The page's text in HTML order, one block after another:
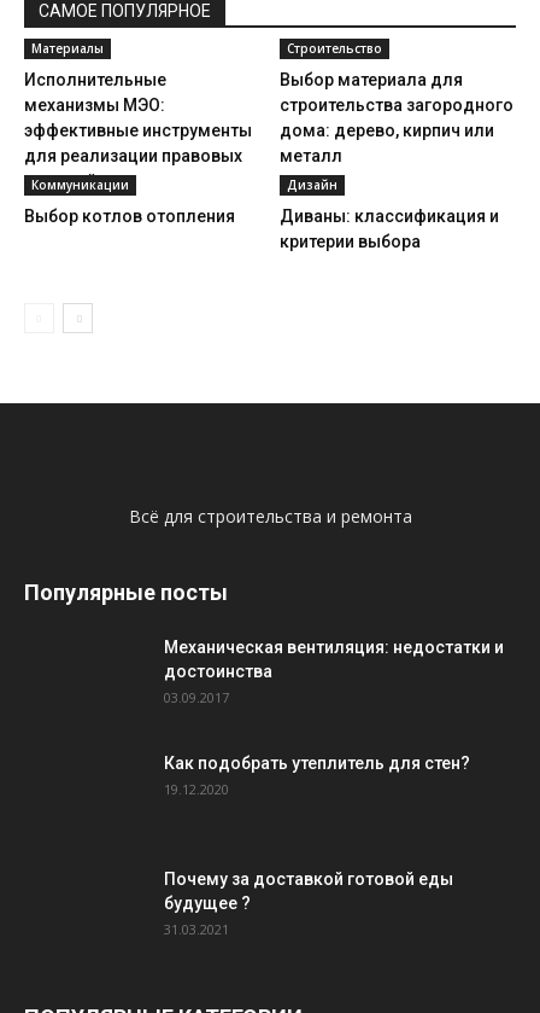
САМОЕ ПОПУЛЯРНОЕ
Материалы
Исполнительные
механизмы МЭО:
эффективные инструменты
для реализации правовых
решений
Строительство
Выбор материала для
строительства загородного
дома: дерево, кирпич или
металл
Коммуникации
Выбор котлов отопления
Дизайн
Диваны: классификация и
критерии выбора
Всё для строительства и ремонта
Популярные посты
Механическая вентиляция: недостатки и
достоинства
03.09.2017
Как подобрать утеплитель для стен?
19.12.2020
Почему за доставкой готовой еды
будущее ?
31.03.2021